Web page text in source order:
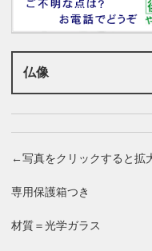
仏像
←写真をクリックすると拡
専用保護箱つき
材質＝光学ガラス